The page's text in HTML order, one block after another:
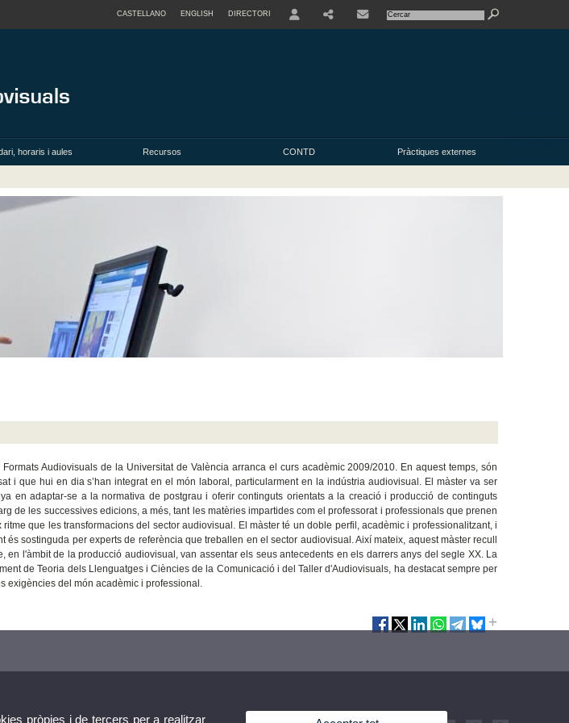
CASTELLANO ENGLISH DIRECTORI
horaris i aules Recursos CONTD Pràctiques externes
Audiovisuals de la Universitat de València arranca el curs acadèmic 2009/2010. En aquest temps, són
i que hui en dia s’han integrat en el món laboral, particularment en la indústria audiovisual. El màster va ser
en adaptar-se a la normativa de postgrau i oferir continguts orientats a la creació i producció de continguts
de les successives edicions, a més, tant les matèries impartides com el professorat i professionals que prenen
que les transformacions del sector audiovisual. El màster té un doble perfil, acadèmic i professionalitzant, i
és sostinguda per experts de referència que treballen en el sector audiovisual. Així mateix, aquest màster recull
en l'àmbit de la producció audiovisual, van assentar els seus antecedents en els darrers anys del segle XX. La
de Teoria dels Llenguatges i Ciències de la Comunicació i del Taller d'Audiovisuals, ha destacat sempre per
exigències del món acadèmic i professional.
pròpies i de tercers per a realitzar